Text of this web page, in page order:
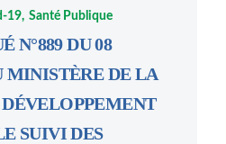
19 Santé Publique
N°889 DU 08
MINISTÈRE DE LA
SUIVI DES